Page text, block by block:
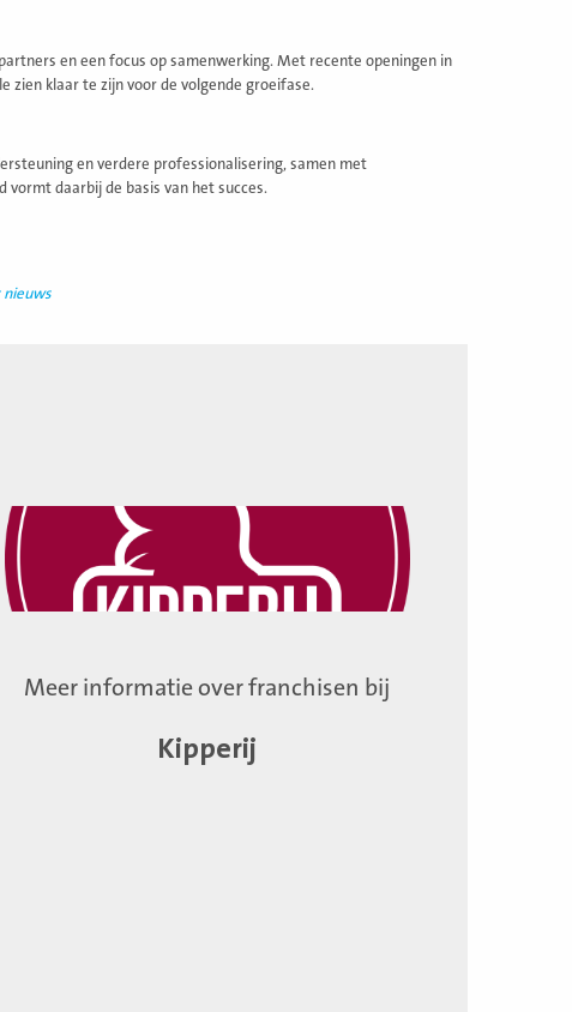
en een focus op samenwerking. Met recente openingen in
zien klaar te zijn voor de volgende groeifase.
en verdere professionalisering, samen met
daarbij de basis van het succes.
nieuws
Meer informatie over franchisen bij
Kipperij